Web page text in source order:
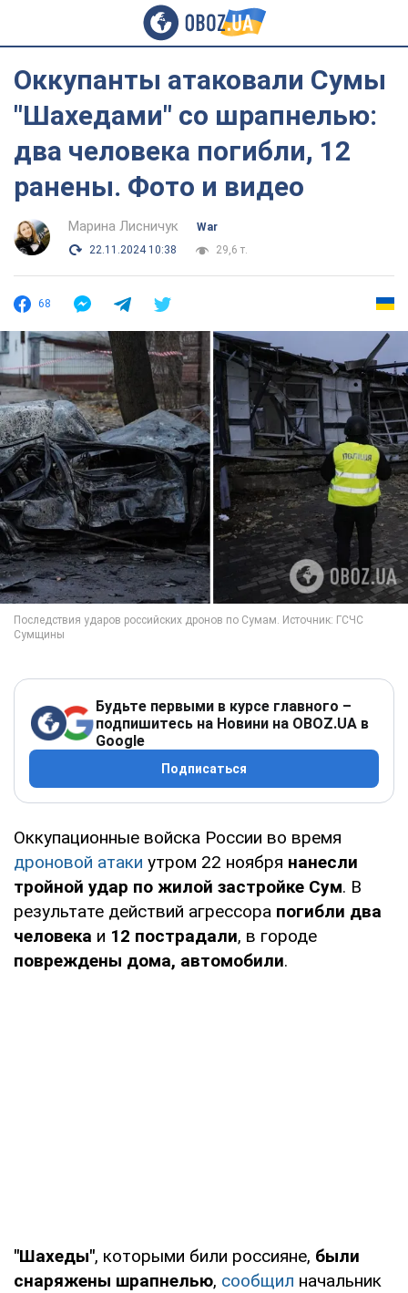
Оккупанты атаковали Сумы
"Шахедами" со шрапнелью:
два человека погибли, 12
ранены. Фото и видео
Марина Лисничук
War
22.11.2024 10:38
29,6 т.
68
Будьте первыми в курсе главного –
подпишитесь на Новини на OBOZ.UA в
Google
Подписаться
Оккупационные войска России во время
дроновой атаки утром 22 ноября нанесли
тройной удар по жилой застройке Сум. В
результате действий агрессора погибли два
человека и 12 пострадали, в городе
повреждены дома, автомобили.
"Шахеды", которыми били россияне, были
снаряжены шрапнелью, сообщил начальник